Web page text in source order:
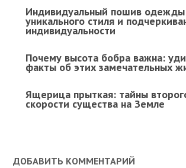
Индивидуальный пошив
уникального стиля и
индивидуальности
Почему высота бобра важна:
факты об этих замечательных
Ящерица прыткая: тайны
скорости существа на Земле
ДОБАВИТЬ КОММЕНТАРИЙ